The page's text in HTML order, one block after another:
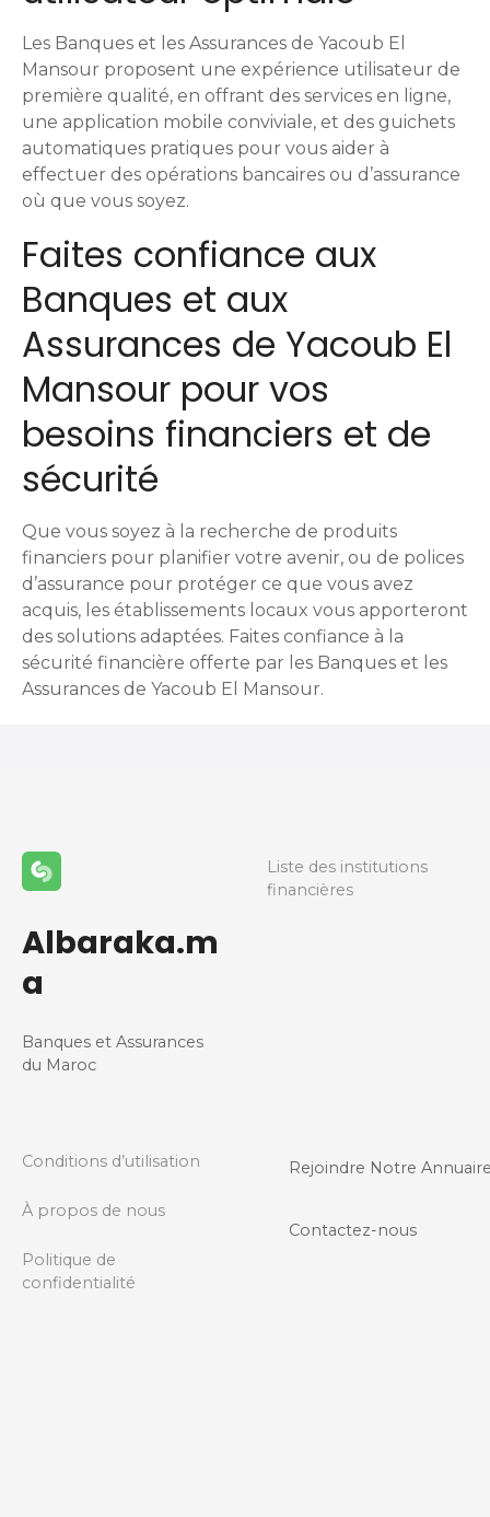
Les Banques et les Assurances de Yacoub El
Mansour proposent une expérience utilisateur de
première qualité, en offrant des services en ligne,
une application mobile conviviale, et des guichets
automatiques pratiques pour vous aider à
effectuer des opérations bancaires ou d’assurance
où que vous soyez.
Faites confiance aux
Banques et aux
Assurances de Yacoub El
Mansour pour vos
besoins financiers et de
sécurité
Que vous soyez à la recherche de produits
financiers pour planifier votre avenir, ou de polices
d’assurance pour protéger ce que vous avez
acquis, les établissements locaux vous apporteront
des solutions adaptées. Faites confiance à la
sécurité financière offerte par les Banques et les
Assurances de Yacoub El Mansour.
Albaraka.m
a
Banques et Assurances
du Maroc
Liste des institutions
financières
Conditions d’utilisation
À propos de nous
Politique de
confidentialité
Rejoindre Notre
Contactez-nous